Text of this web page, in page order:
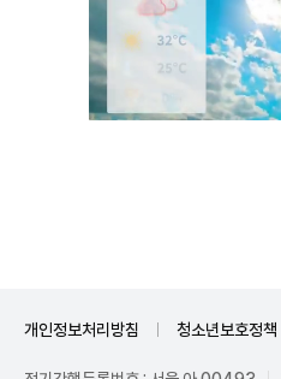
개인정보처리방침 청소년보호정책